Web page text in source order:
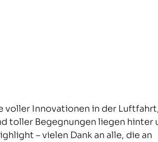
voller Innovationen in der
toller Begegnungen liegen hinter
– vielen Dank an alle, die an